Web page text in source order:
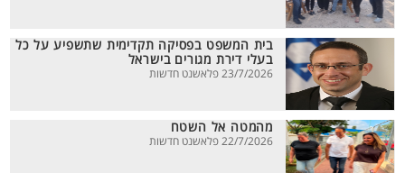
בית המשפט בפסיקה תקדימית שתשפיע על כל
בעלי דירת מגורים בישראל
23/7/2026 פלאשנט חדשות
מהמטה אל השטח
22/7/2026 פלאשנט חדשות